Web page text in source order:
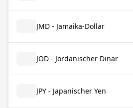
JMD - Jamaika-Dollar
JOD - Jordanischer Dinar
JPY - Japanischer Yen